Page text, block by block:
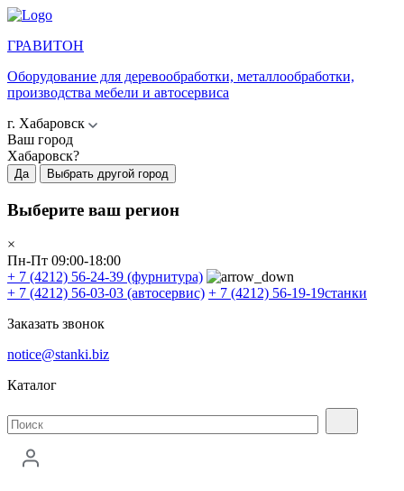
ГРАВИТОН
Оборудование для деревообработки, металлообработки,
производства мебели и автосервиса
г. Хабаровск
Ваш город
Хабаровск?
Да Выбрать другой город
Выберите ваш регион
×
Пн-Пт 09:00-18:00
+ 7 (4212) 56-24-39 (фурнитура)
+ 7 (4212) 56-03-03 (автосервис) + 7 (4212) 56-19-19станки
Заказать звонок
notice@stanki.biz
Каталог